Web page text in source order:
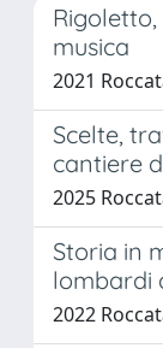
musica
2021
Scelte,
cantiere
2025
Storia in
lombardi
2022